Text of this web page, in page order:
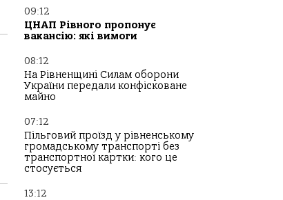
09:12
ЦНАП Рівного пропонує
вакансію: які вимоги
08:12
На Рівненщині Силам оборони
України передали конфісковане
майно
07:12
Пільговий проїзд у рівненському
громадському транспорті без
транспортної картки: кого це
стосується
13:12